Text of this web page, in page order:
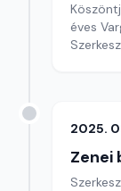
éves
2025.
Zenei